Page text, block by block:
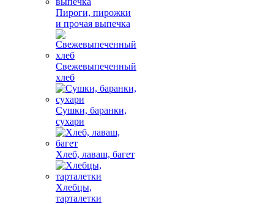
Пироги, пирожки
и прочая выпечка
Свежевыпеченный
хлеб
Сушки, баранки,
сухари
Хлеб, лаваш, багет
Хлебцы,
тарталетки